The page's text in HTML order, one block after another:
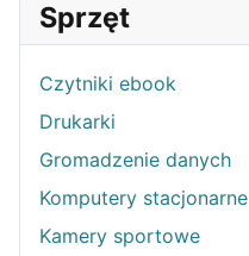
Sprzęt
Czytniki ebook
Drukarki
Gromadzenie danych
Komputery stacjonarne
Kamery sportowe